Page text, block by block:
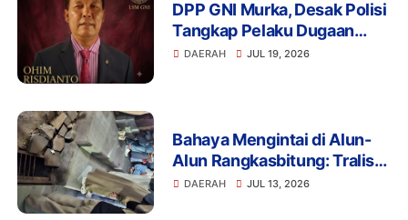
DPP GNI Murka, Desak Polisi
Tangkap Pelaku Dugaan
Intimidasi dan
DAERAH JUL 19, 2026
Bahaya Mengintai di Alun-
Alun Rangkasbitung: Tralis
Drainase Rusak Picu Banyak
DAERAH JUL 13, 2026